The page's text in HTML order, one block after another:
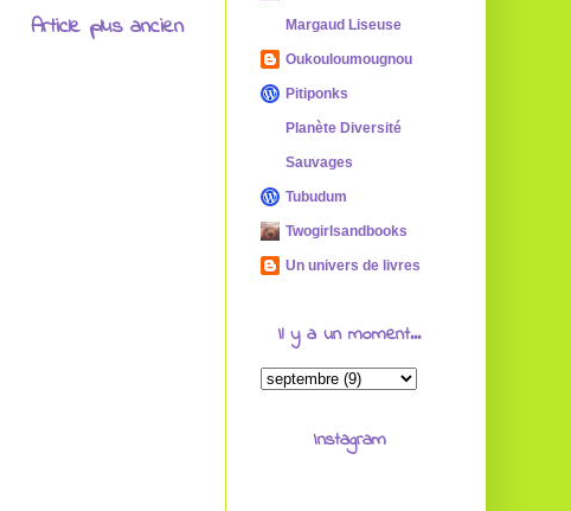
Article plus ancien Margaud Liseuse
Oukouloumougnou
Pitiponks
Planète Diversité
Sauvages
Tubudum
Twogirlsandbooks
Un univers de livres
Il y a un moment...
Instagram